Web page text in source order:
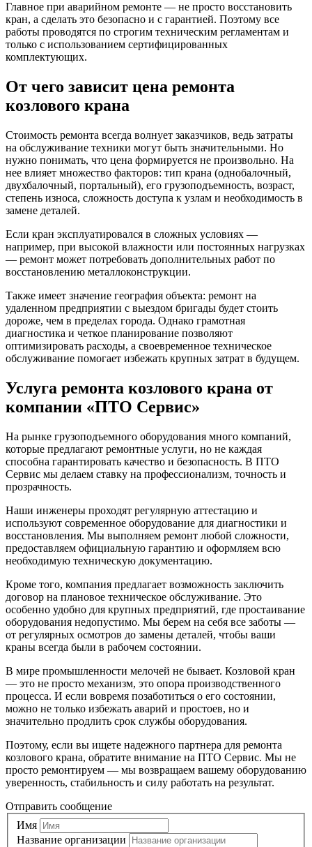
Главное при аварийном ремонте — не просто восстановить
кран, а сделать это безопасно и с гарантией. Поэтому все
работы проводятся по строгим техническим регламентам и
только с использованием сертифицированных
комплектующих.
От чего зависит цена ремонта
козлового крана
Стоимость ремонта всегда волнует заказчиков, ведь затраты
на обслуживание техники могут быть значительными. Но
нужно понимать, что цена формируется не произвольно. На
нее влияет множество факторов: тип крана (однобалочный,
двухбалочный, портальный), его грузоподъемность, возраст,
степень износа, сложность доступа к узлам и необходимость в
замене деталей.
Если кран эксплуатировался в сложных условиях —
например, при высокой влажности или постоянных нагрузках
— ремонт может потребовать дополнительных работ по
восстановлению металлоконструкции.
Также имеет значение география объекта: ремонт на
удаленном предприятии с выездом бригады будет стоить
дороже, чем в пределах города. Однако грамотная
диагностика и четкое планирование позволяют
оптимизировать расходы, а своевременное техническое
обслуживание помогает избежать крупных затрат в будущем.
Услуга ремонта козлового крана от
компании «ПТО Сервис»
На рынке грузоподъемного оборудования много компаний,
которые предлагают ремонтные услуги, но не каждая
способна гарантировать качество и безопасность. В ПТО
Сервис мы делаем ставку на профессионализм, точность и
прозрачность.
Наши инженеры проходят регулярную аттестацию и
используют современное оборудование для диагностики и
восстановления. Мы выполняем ремонт любой сложности,
предоставляем официальную гарантию и оформляем всю
необходимую техническую документацию.
Кроме того, компания предлагает возможность заключить
договор на плановое техническое обслуживание. Это
особенно удобно для крупных предприятий, где простаивание
оборудования недопустимо. Мы берем на себя все заботы —
от регулярных осмотров до замены деталей, чтобы ваши
краны всегда были в рабочем состоянии.
В мире промышленности мелочей не бывает. Козловой кран
— это не просто механизм, это опора производственного
процесса. И если вовремя позаботиться о его состоянии,
можно не только избежать аварий и простоев, но и
значительно продлить срок службы оборудования.
Поэтому, если вы ищете надежного партнера для ремонта
козлового крана, обратите внимание на ПТО Сервис. Мы не
просто ремонтируем — мы возвращаем вашему оборудованию
уверенность, стабильность и силу работать на результат.
Отправить сообщение
Имя
Название организации